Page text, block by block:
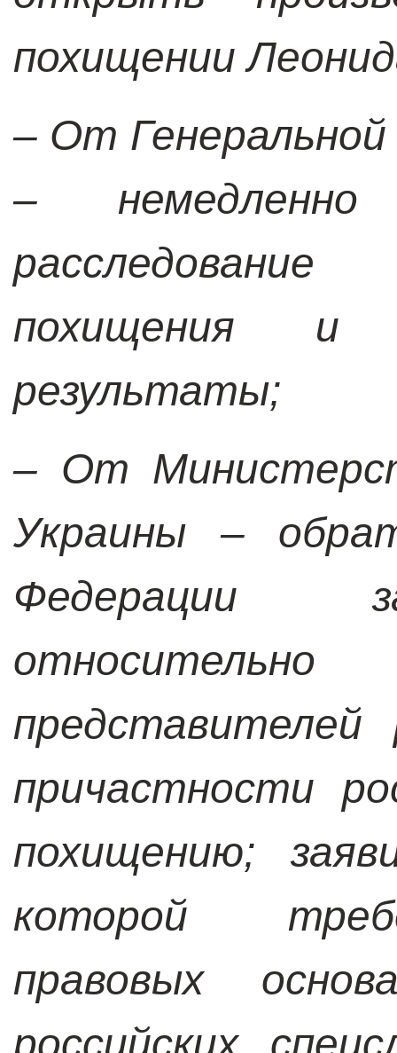
похищении
– От
– немедленно
похищения и
результаты;
– От
Украины –
Федерации
представителей
причастности
похищению;
которой
правовых